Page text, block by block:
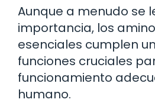
Aunque a menudo se
importancia, los
esenciales cumplen
funciones cruciales
funcionamiento
humano.